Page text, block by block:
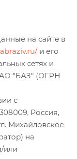
на сайте в
и его
сетях и
АО "БАЗ" (ОГРН
с
Россия,
Михайловское
на
или